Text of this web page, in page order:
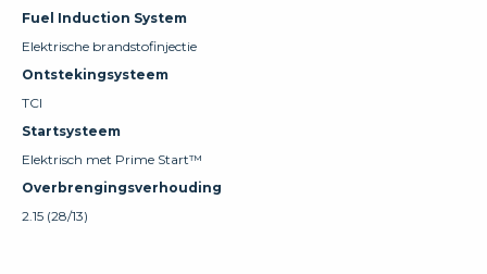
Fuel Induction System
Elektrische brandstofinjectie
Ontstekingsysteem
TCI
Startsysteem
Elektrisch met Prime Start™
Overbrengingsverhouding
2.15 (28/13)